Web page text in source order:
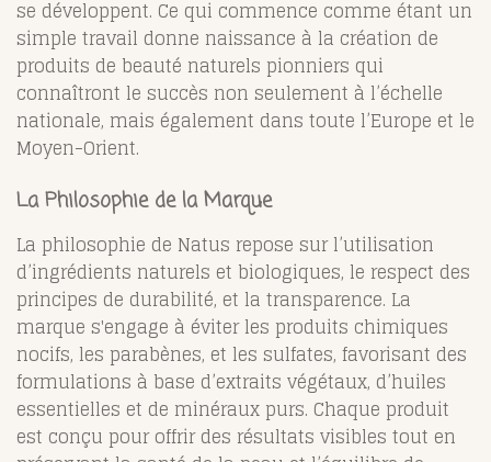
se développent. Ce qui commence comme étant un
simple travail donne naissance à la création de
produits de beauté naturels pionniers qui
connaîtront le succès non seulement à l’échelle
nationale, mais également dans toute l’Europe et le
Moyen-Orient.
La Philosophie de la Marque
La philosophie de Natus repose sur l’utilisation
d’ingrédients naturels et biologiques, le respect des
principes de durabilité, et la transparence. La
marque s'engage à éviter les produits chimiques
nocifs, les parabènes, et les sulfates, favorisant des
formulations à base d’extraits végétaux, d’huiles
essentielles et de minéraux purs. Chaque produit
est conçu pour offrir des résultats visibles tout en